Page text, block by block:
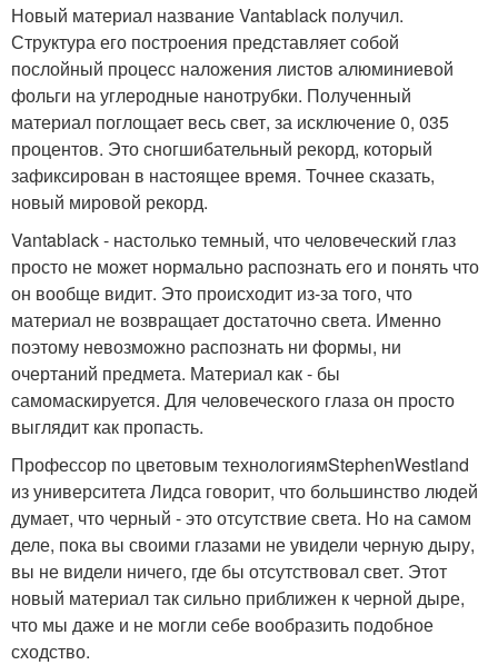
Новый материал название Vantablack получил.
Структура его построения представляет собой
послойный процесс наложения листов алюминиевой
фольги на углеродные нанотрубки. Полученный
материал поглощает весь свет, за исключение 0, 035
процентов. Это сногшибательный рекорд, который
зафиксирован в настоящее время. Точнее сказать,
новый мировой рекорд.
Vantablack - настолько темный, что человеческий глаз
просто не может нормально распознать его и понять что
он вообще видит. Это происходит из-за того, что
материал не возвращает достаточно света. Именно
поэтому невозможно распознать ни формы, ни
очертаний предмета. Материал как - бы
самомаскируется. Для человеческого глаза он просто
выглядит как пропасть.
Профессор по цветовым технологиямStephenWestland
из университета Лидса говорит, что большинство людей
думает, что черный - это отсутствие света. Но на самом
деле, пока вы своими глазами не увидели черную дыру,
вы не видели ничего, где бы отсутствовал свет. Этот
новый материал так сильно приближен к черной дыре,
что мы даже и не могли себе вообразить подобное
сходство.